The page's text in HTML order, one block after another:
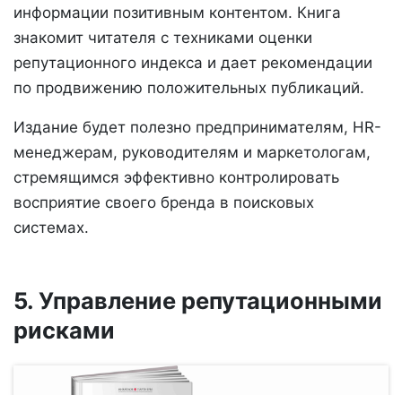
информации позитивным контентом. Книга
знакомит читателя с техниками оценки
репутационного индекса и дает рекомендации
по продвижению положительных публикаций.
Издание будет полезно предпринимателям, HR-
менеджерам, руководителям и маркетологам,
стремящимся эффективно контролировать
восприятие своего бренда в поисковых
системах.
5. Управление репутационными
рисками